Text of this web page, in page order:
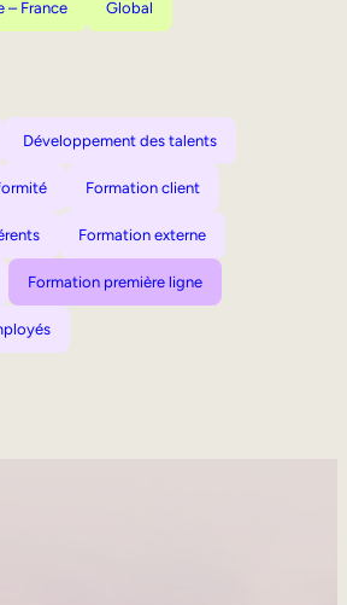
– France Global
Développement des talents
Formation client
Formation externe
Formation première ligne